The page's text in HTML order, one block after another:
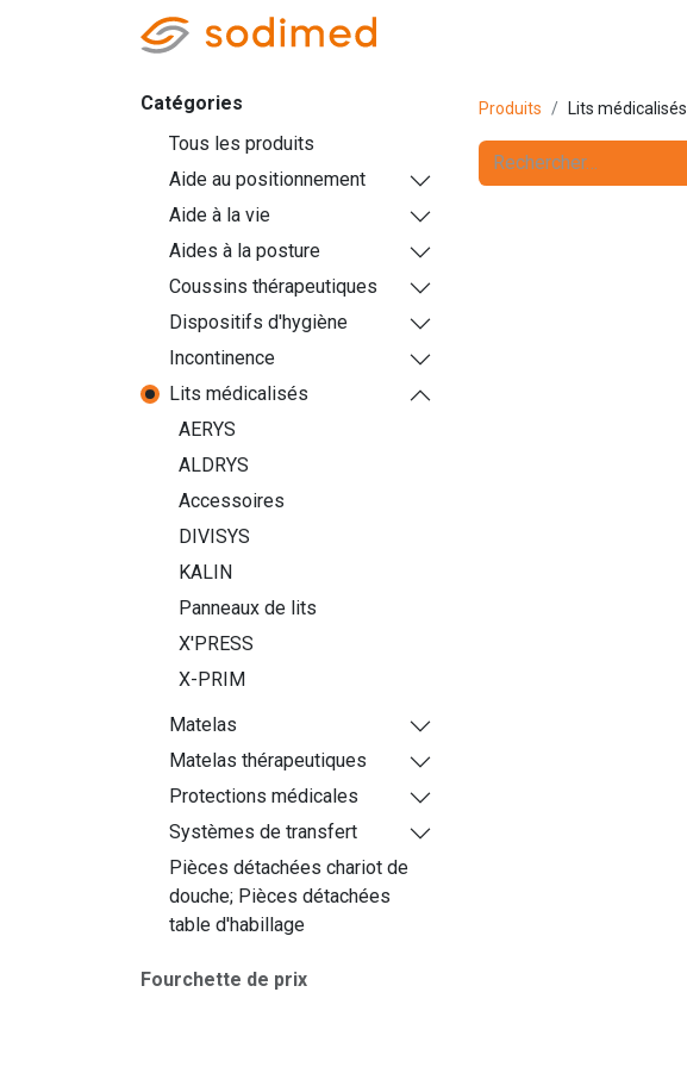
Catégories
Tous les produits
Aide au positionnement
Aide à la vie
Aides à la posture
Coussins thérapeutiques
Dispositifs d'hygiène
Incontinence
Lits médicalisés
AERYS
ALDRYS
Accessoires
DIVISYS
KALIN
Panneaux de lits
X'PRESS
X-PRIM
Matelas
Matelas thérapeutiques
Protections médicales
Systèmes de transfert
Pièces détachées chariot de
douche; Pièces détachées
table d'habillage
Fourchette de prix
Produits Lits médicalisés